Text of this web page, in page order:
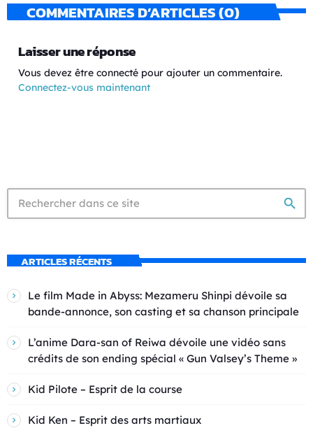
COMMENTAIRES D’ARTICLES (0)
Laisser une réponse
Vous devez être connecté pour ajouter un commentaire.
Connectez-vous maintenant
search
ARTICLES RÉCENTS
Le film Made in Abyss: Mezameru Shinpi dévoile sa
bande-annonce, son casting et sa chanson principale
L’anime Dara-san of Reiwa dévoile une vidéo sans
crédits de son ending spécial « Gun Valsey’s Theme »
Kid Pilote – Esprit de la course
Kid Ken – Esprit des arts martiaux